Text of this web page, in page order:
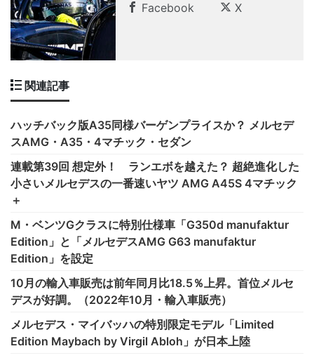
Facebook X
関連記事
ハッチバック版A35同様バーゲンプライスか？ メルセデ
スAMG・A35・4マチック・セダン
連載第39回 想定外！ ランエボを越えた？ 超絶進化した
小さいメルセデスの一番速いヤツ AMG A45S 4マチック
＋
M・ベンツGクラスに特別仕様車「G350d manufaktur
Edition」と「メルセデスAMG G63 manufaktur
Edition」を設定
10月の輸入車販売は前年同月比18.5％上昇。首位メルセ
デスが好調。（2022年10月・輸入車販売）
メルセデス・マイバッハの特別限定モデル「Limited
Edition Maybach by Virgil Abloh」が日本上陸